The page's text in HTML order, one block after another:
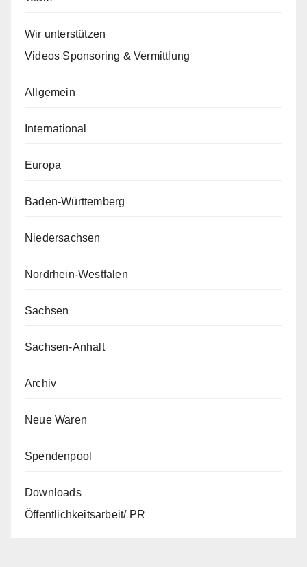
Wir unterstützen
Videos Sponsoring & Vermittlung
Allgemein
International
Europa
Baden-Württemberg
Niedersachsen
Nordrhein-Westfalen
Sachsen
Sachsen-Anhalt
Archiv
Neue Waren
Spendenpool
Downloads
Öffentlichkeitsarbeit/ PR